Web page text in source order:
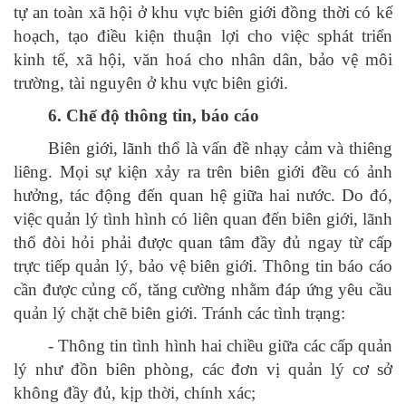
tự an toàn xã hội ở khu vực biên giới đồng thời có kế
hoạch, tạo điều kiện thuận lợi cho việc sphát triển
kinh tế, xã hội, văn hoá cho nhân dân, bảo vệ môi
trường, tài nguyên ở khu vực biên giới.
6. Chế độ thông tin, báo cáo
Biên giới, lãnh thổ là vấn đề nhạy cảm và thiêng
liêng. Mọi sự kiện xảy ra trên biên giới đều có ảnh
hưởng, tác động đến quan hệ giữa hai nước. Do đó,
việc quản lý tình hình có liên quan đến biên giới, lãnh
thổ đòi hỏi phải được quan tâm đầy đủ ngay từ cấp
trực tiếp quản lý, bảo vệ biên giới. Thông tin báo cáo
cần được củng cố, tăng cường nhằm đáp ứng yêu cầu
quản lý chặt chẽ biên giới. Tránh các tình trạng:
- Thông tin tình hình hai chiều giữa các cấp quản
lý như đồn biên phòng, các đơn vị quản lý cơ sở
không đầy đủ, kịp thời, chính xác;